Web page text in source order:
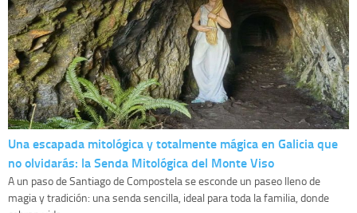
Una escapada mitológica y totalmente mágica en Galicia que
no olvidarás: la Senda Mitológica del Monte Viso
A un paso de Santiago de Compostela se esconde un paseo lleno de
magia y tradición: una senda sencilla, ideal para toda la familia, donde